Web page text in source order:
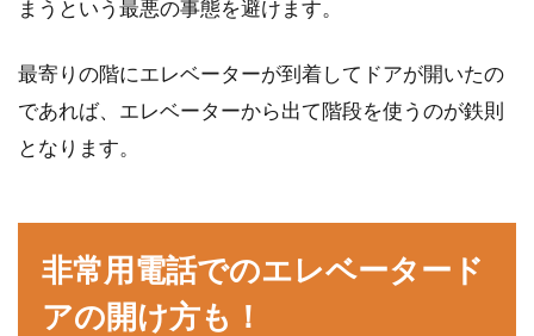
ージがあるかもしれません。しかし最近では、
木造カーポートをつくりたい！DIY
まうという最悪の事態を避けます。
最寄りの階にエレベーターが到着してドアが開いたの
であれば、エレベーターから出て階段を使うのが鉄則
となります。
非常用電話でのエレベータード
アの開け方も！